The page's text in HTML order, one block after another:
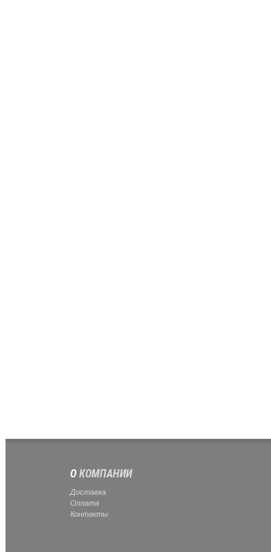
О КОМПАНИИ
Доставка
Оплата
Контакты